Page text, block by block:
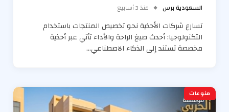
السعودية برس منذ 3 أسابيع
تسارع شركات الأحذية نحو تخصيص المنتجات باستخدام
التكنولوجيا: أحدث صيغ الراحة والأداء تأتي عبر أحذية
مخصصة تستند إلى الذكاء الاصطناعي…
منوعات